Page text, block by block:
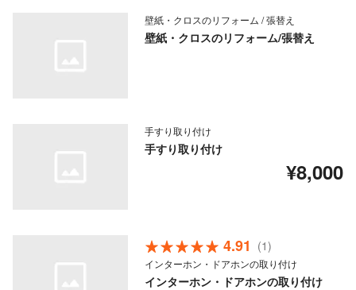
壁紙・クロスのリフォーム / 張替え
壁紙・クロスのリフォーム/張替え
手すり取り付け
手すり取り付け
¥8,000
4.91 (1)
インターホン・ドアホンの取り付け
インターホン・ドアホンの取り付け